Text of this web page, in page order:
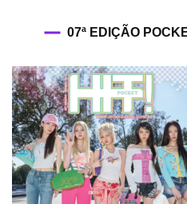
07ª EDIÇÃO